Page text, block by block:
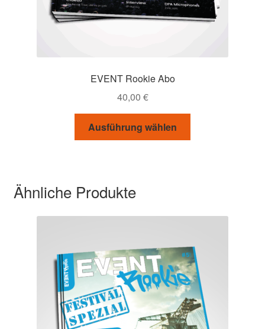
EVENT Rookie Abo
40,00 €
Ausführung wählen
auf
der
Produktseite
gewählt
werden
Ähnliche Produkte